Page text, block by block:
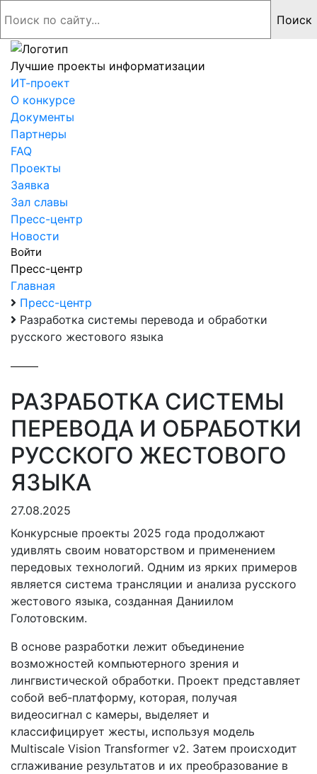
Лучшие проекты информатизации
ИТ-проект
О конкурсе
Документы
Партнеры
FAQ
Проекты
Заявка
Зал славы
Пресс-центр
Новости
Войти
Пресс-центр
Главная
Пресс-центр
Разработка системы перевода и обработки
русского жестового языка
РАЗРАБОТКА СИСТЕМЫ
ПЕРЕВОДА И ОБРАБОТКИ
РУССКОГО ЖЕСТОВОГО
ЯЗЫКА
27.08.2025
Конкурсные проекты 2025 года продолжают
удивлять своим новаторством и применением
передовых технологий. Одним из ярких примеров
является система трансляции и анализа русского
жестового языка, созданная Даниилом
Голотовским.
В основе разработки лежит объединение
возможностей компьютерного зрения и
лингвистической обработки. Проект представляет
собой веб-платформу, которая, получая
видеосигнал с камеры, выделяет и
классифицирует жесты, используя модель
Multiscale Vision Transformer v2. Затем происходит
сглаживание результатов и их преобразование в